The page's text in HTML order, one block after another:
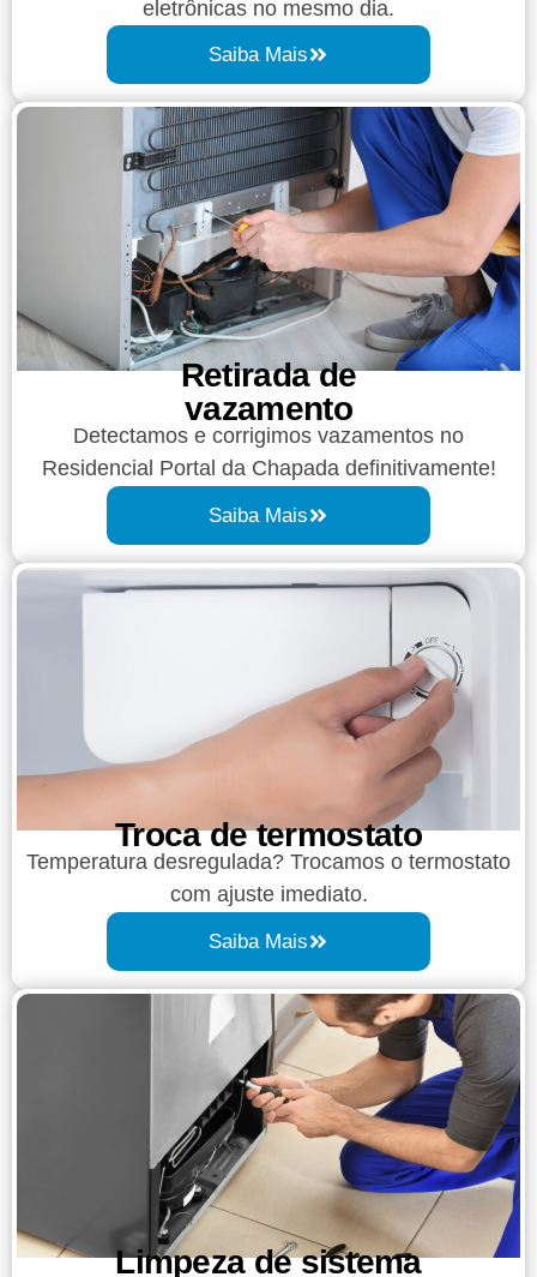
eletrônicas no mesmo dia.
Saiba Mais
Retirada de
vazamento​​
Detectamos e corrigimos vazamentos no
Residencial Portal da Chapada definitivamente!
Saiba Mais
Troca de termostato
Temperatura desregulada? Trocamos o termostato
com ajuste imediato.
Saiba Mais
Limpeza de sistema